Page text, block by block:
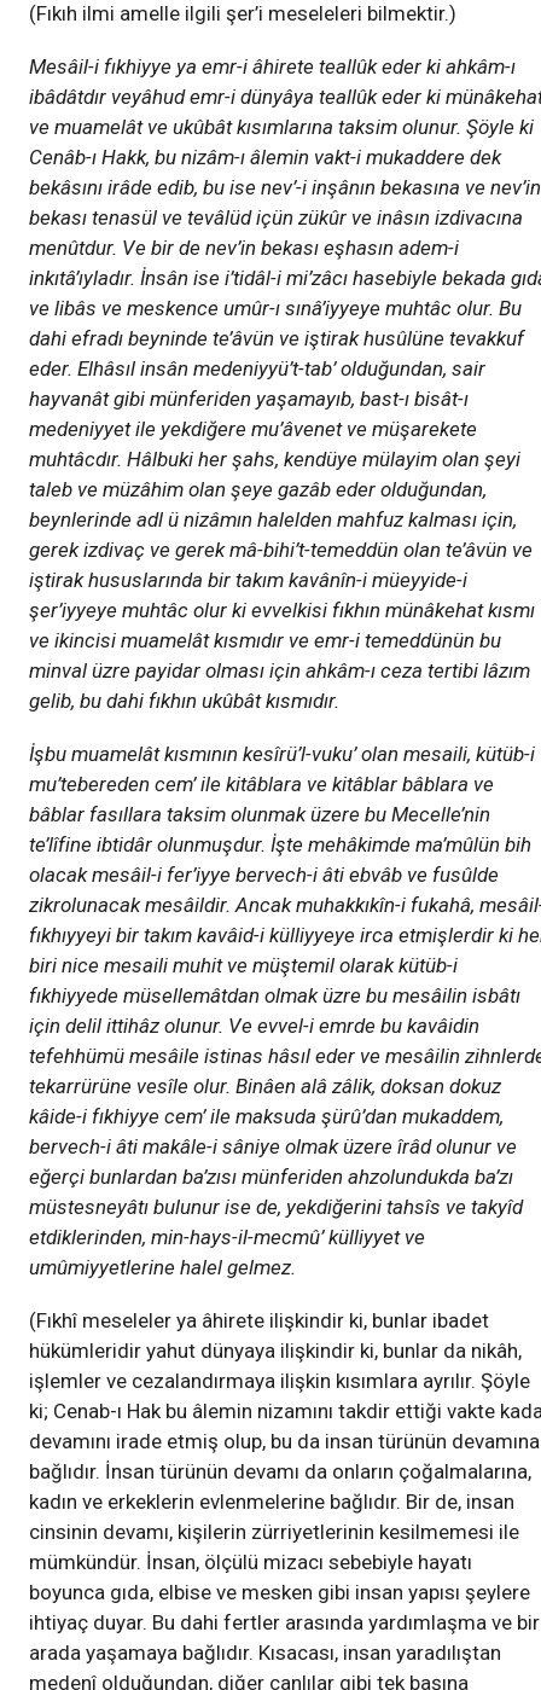
(Fıkıh ilmi amelle ilgili şer’i meseleleri bilmektir.)
Mesâil-i fıkhiyye ya emr-i âhirete teallûk eder ki ahkâm-ı
ibâdâtdır veyâhud emr-i dünyâya teallûk eder ki
ve muamelât ve ukûbât kısımlarına taksim olunur. Şöyle ki
Cenâb-ı Hakk, bu nizâm-ı âlemin vakt-i mukaddere dek
bekâsını irâde edib, bu ise nev’-i inşânın bekasına ve nev’in
bekası tenasül ve tevâlüd içün zükûr ve inâsın izdivacına
menûtdur. Ve bir de nev’in bekası eşhasın adem-i
inkıtâ’ıyladır. İnsân ise i’tidâl-i mi’zâcı hasebiyle bekada
ve libâs ve meskence umûr-ı sınâ’iyyeye muhtâc olur. Bu
dahi efradı beyninde te’âvün ve iştirak husûlüne tevakkuf
eder. Elhâsıl insân medeniyyü’t-tab’ olduğundan, sair
hayvanât gibi münferiden yaşamayıb, bast-ı bisât-ı
medeniyyet ile yekdiğere mu’âvenet ve müşarekete
muhtâcdır. Hâlbuki her şahs, kendüye mülayim olan şeyi
taleb ve müzâhim olan şeye gazâb eder olduğundan,
beynlerinde adl ü nizâmın halelden mahfuz kalması için,
gerek izdivaç ve gerek mâ-bihi’t-temeddün olan te’âvün ve
iştirak hususlarında bir takım kavânîn-i müeyyide-i
şer’iyyeye muhtâc olur ki evvelkisi fıkhın münâkehat kısmı
ve ikincisi muamelât kısmıdır ve emr-i temeddünün bu
minval üzre payidar olması için ahkâm-ı ceza tertibi lâzım
gelib, bu dahi fıkhın ukûbât kısmıdır.
İşbu muamelât kısmının kesîrü’l-vuku’ olan mesaili, kütüb-i
mu’tebereden cem’ ile kitâblara ve kitâblar bâblara ve
bâblar fasıllara taksim olunmak üzere bu Mecelle’nin
te’lîfine ibtidâr olunmuşdur. İşte mehâkimde ma’mûlün bih
olacak mesâil-i fer’iyye bervech-i âti ebvâb ve fusûlde
zikrolunacak mesâildir. Ancak muhakkıkîn-i fukahâ,
fıkhıyyeyi bir takım kavâid-i külliyyeye irca etmişlerdir ki
biri nice mesaili muhit ve müştemil olarak kütüb-i
fıkhiyyede müsellemâtdan olmak üzre bu mesâilin isbâtı
için delil ittihâz olunur. Ve evvel-i emrde bu kavâidin
tefehhümü mesâile istinas hâsıl eder ve mesâilin
tekarrürüne vesîle olur. Binâen alâ zâlik, doksan dokuz
kâide-i fıkhiyye cem’ ile maksuda şürû’dan mukaddem,
bervech-i âti makâle-i sâniye olmak üzere îrâd olunur ve
eğerçi bunlardan ba’zısı münferiden ahzolundukda ba’zı
müstesneyâtı bulunur ise de, yekdiğerini tahsîs ve takyîd
etdiklerinden, min-hays-il-mecmû’ külliyyet ve
umûmiyyetlerine halel gelmez.
(Fıkhî meseleler ya âhirete ilişkindir ki, bunlar ibadet
hükümleridir yahut dünyaya ilişkindir ki, bunlar da nikâh,
işlemler ve cezalandırmaya ilişkin kısımlara ayrılır. Şöyle
ki; Cenab-ı Hak bu âlemin nizamını takdir ettiği vakte
devamını irade etmiş olup, bu da insan türünün devamına
bağlıdır. İnsan türünün devamı da onların çoğalmalarına,
kadın ve erkeklerin evlenmelerine bağlıdır. Bir de, insan
cinsinin devamı, kişilerin zürriyetlerinin kesilmemesi ile
mümkündür. İnsan, ölçülü mizacı sebebiyle hayatı
boyunca gıda, elbise ve mesken gibi insan yapısı şeylere
ihtiyaç duyar. Bu dahi fertler arasında yardımlaşma ve bir
arada yaşamaya bağlıdır. Kısacası, insan yaradılıştan
medenî olduğundan, diğer canlılar gibi tek başına